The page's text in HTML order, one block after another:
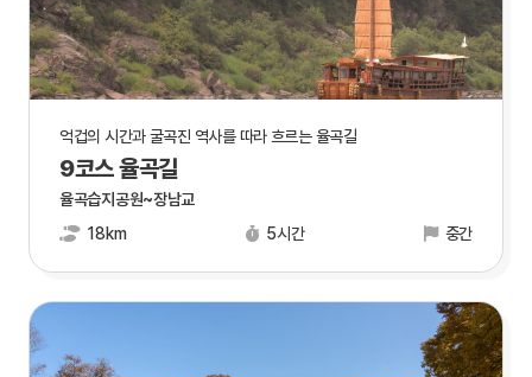
억겁의 시간과 굴곡진 역사를 따라 흐르는 율곡길
9코스 율곡길
율곡습지공원~장남교
18km
5시간 중간